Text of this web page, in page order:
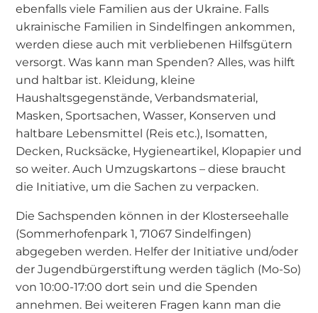
ebenfalls viele Familien aus der Ukraine. Falls
ukrainische Familien in Sindelfingen ankommen,
werden diese auch mit verbliebenen Hilfsgütern
versorgt. Was kann man Spenden? Alles, was hilft
und haltbar ist. Kleidung, kleine
Haushaltsgegenstände, Verbandsmaterial,
Masken, Sportsachen, Wasser, Konserven und
haltbare Lebensmittel (Reis etc.), Isomatten,
Decken, Rucksäcke, Hygieneartikel, Klopapier und
so weiter. Auch Umzugskartons – diese braucht
die Initiative, um die Sachen zu verpacken.
Die Sachspenden können in der Klosterseehalle
(Sommerhofenpark 1, 71067 Sindelfingen)
abgegeben werden. Helfer der Initiative und/oder
der Jugendbürgerstiftung werden täglich (Mo-So)
von 10:00-17:00 dort sein und die Spenden
annehmen. Bei weiteren Fragen kann man die